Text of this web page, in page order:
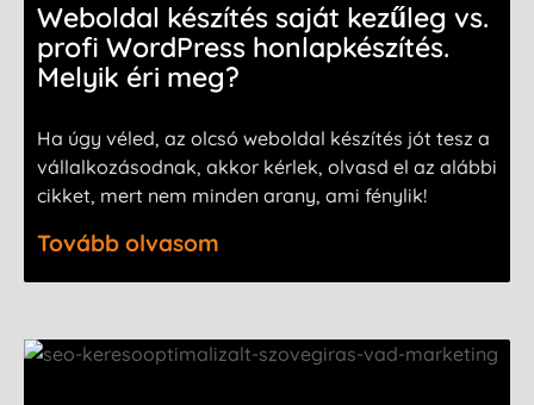
Weboldal készítés saját kezűleg vs.
profi WordPress honlapkészítés.
Melyik éri meg?
Ha úgy véled, az olcsó weboldal készítés jót tesz a
vállalkozásodnak, akkor kérlek, olvasd el az alábbi
cikket, mert nem minden arany, ami fénylik!
Tovább olvasom